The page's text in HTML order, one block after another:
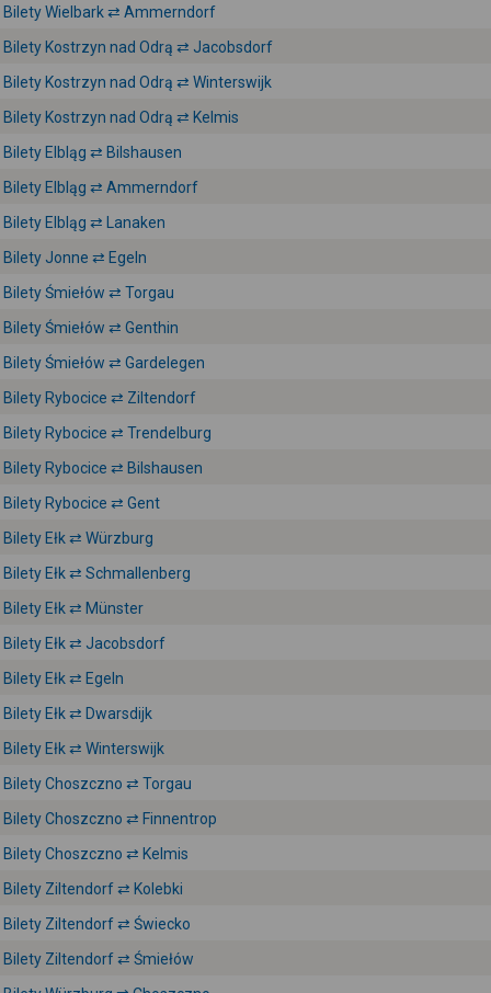
Bilety Wielbark ⇄ Ammerndorf
Bilety Kostrzyn nad Odrą ⇄ Jacobsdorf
Bilety Kostrzyn nad Odrą ⇄ Winterswijk
Bilety Kostrzyn nad Odrą ⇄ Kelmis
Bilety Elbląg ⇄ Bilshausen
Bilety Elbląg ⇄ Ammerndorf
Bilety Elbląg ⇄ Lanaken
Bilety Jonne ⇄ Egeln
Bilety Śmiełów ⇄ Torgau
Bilety Śmiełów ⇄ Genthin
Bilety Śmiełów ⇄ Gardelegen
Bilety Rybocice ⇄ Ziltendorf
Bilety Rybocice ⇄ Trendelburg
Bilety Rybocice ⇄ Bilshausen
Bilety Rybocice ⇄ Gent
Bilety Ełk ⇄ Würzburg
Bilety Ełk ⇄ Schmallenberg
Bilety Ełk ⇄ Münster
Bilety Ełk ⇄ Jacobsdorf
Bilety Ełk ⇄ Egeln
Bilety Ełk ⇄ Dwarsdijk
Bilety Ełk ⇄ Winterswijk
Bilety Choszczno ⇄ Torgau
Bilety Choszczno ⇄ Finnentrop
Bilety Choszczno ⇄ Kelmis
Bilety Ziltendorf ⇄ Kolebki
Bilety Ziltendorf ⇄ Świecko
Bilety Ziltendorf ⇄ Śmiełów